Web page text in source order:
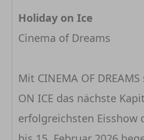
Holiday on Ice
Cinema of Dreams
Mit CINEMA OF
ON ICE das nächste
erfolgreichsten Eisshow